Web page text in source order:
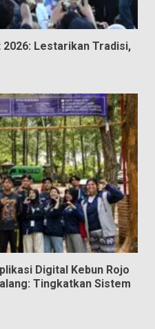
Lestarikan Tradisi,
Digital Kebun Rojo
Tingkatkan Sistem